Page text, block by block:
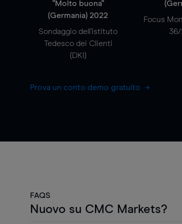
"Molto buona"
(Germania) 2022
Sondaggio dell'Istituto
Tedesco dei Clienti
(DKI)
Focus
Prova un conto demo gratuito
FAQS
Nuovo su CMC Markets?